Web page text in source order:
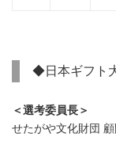
◆日本ギフト
＜選考委員長＞
せたがや文化財団